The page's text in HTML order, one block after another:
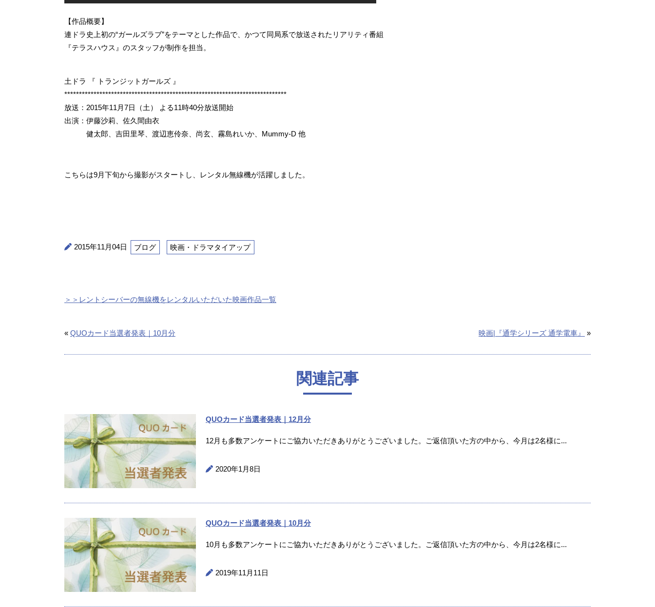
【作品概要】
連ドラ史上初の“ガールズラブ”をテーマとした作品で、かつて同局系で放送されたリアリティ番組
『テラスハウス』のスタッフが制作を担当。
土ドラ 『 トランジットガールズ 』
****************************************************************************
放送：2015年11月7日（土） よる11時40分放送開始
出演：伊藤沙莉、佐久間由衣
健太郎、吉田里琴、渡辺恵伶奈、尚玄、霧島れいか、Mummy-D 他
こちらは9月下旬から撮影がスタートし、レンタル無線機が活躍しました。
2015年11月04日 ブログ 映画・ドラマタイアップ
＞＞レントシーバーの無線機をレンタルいただいた映画作品一覧
« QUOカード当選者発表｜10月分 映画|『通学シリーズ 通学電車』 »
関連記事
QUOカード当選者発表｜12月分
12月も多数アンケートにご協力いただきありがとうございました。ご返信頂いた方の中から、今月は2名様に...
2020年1月8日
QUOカード当選者発表｜10月分
10月も多数アンケートにご協力いただきありがとうございました。ご返信頂いた方の中から、今月は2名様に...
2019年11月11日